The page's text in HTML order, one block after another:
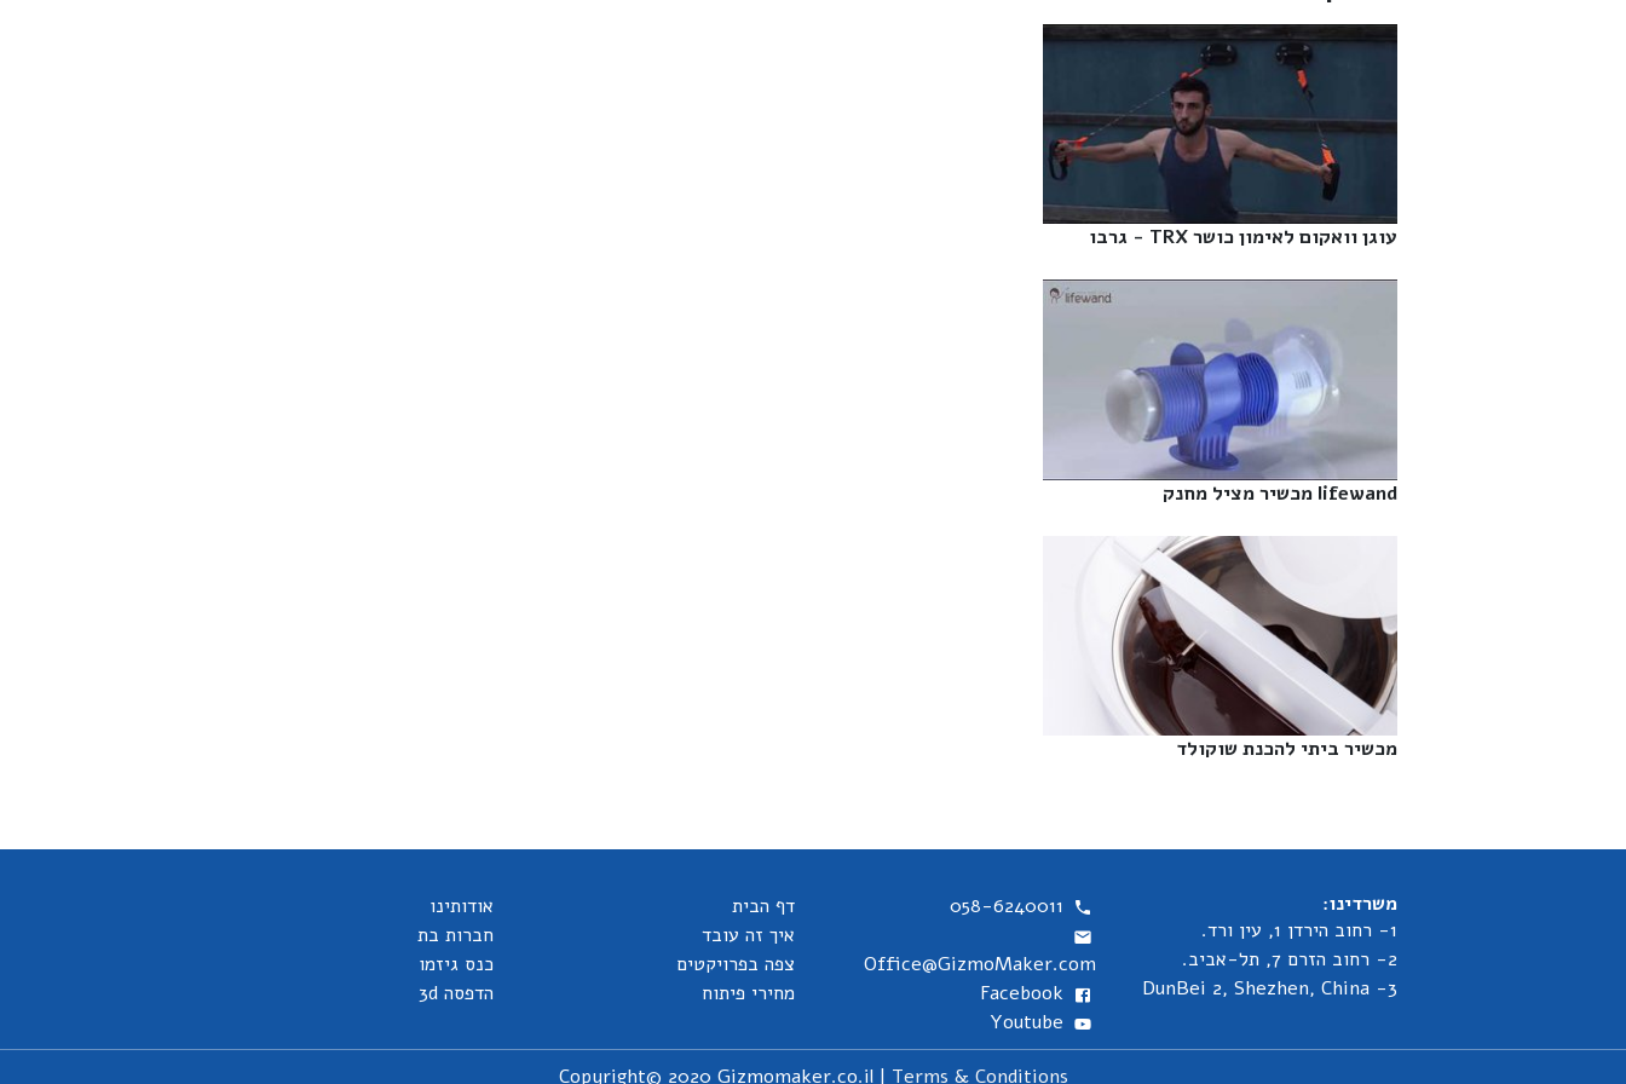
עוגן וואקום לאימון כושר TRX - גרבו‎
lifewand מכשיר מציל מחנק‎
מכשיר ביתי להכנת שוקולד‎
משרדינו:
1- רחוב הירדן 1, עין ורד.
2- רחוב הזרם 7, תל-אביב.
3- DunBei 2, Shezhen, China
058-6240011
Office@GizmoMaker.com
Facebook
Youtube
דף הבית
איך זה עובד
צפה בפרויקטים
מחירי פיתוח
אודותינו
חברות בת
כנס גיזמו
הדפסה 3d
Copyright© 2020 Gizmomaker.co.il | Terms & Conditions